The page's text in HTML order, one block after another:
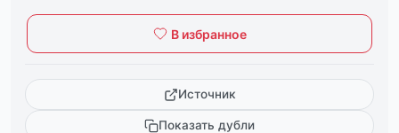
В избранное
Источник
Показать дубли